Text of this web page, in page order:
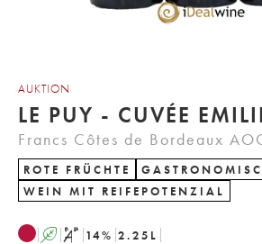
AUKTION
Francs Côtes de Bordeaux
ROTE FRÜCHTE
WEIN MIT REIFEPOTENZIAL
A S 14% 2.25 L